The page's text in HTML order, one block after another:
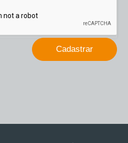
Cadastrar
branco.